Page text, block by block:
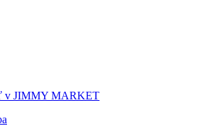
v JIMMY MARKET